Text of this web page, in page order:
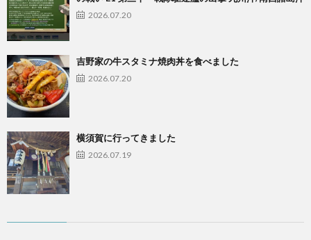
2026.07.20
吉野家の牛スタミナ焼肉丼を食べました
2026.07.20
横須賀に行ってきました
2026.07.19